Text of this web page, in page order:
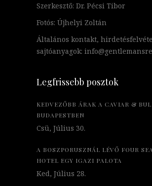
Szerkesztő: Dr. Pécsi Tibor
Fotós: Újhelyi Zoltán
Általános kontakt,
sajtóanyagok:
Legfrissebb posztok
KEDVEZŐBB ÁRAK A CAVIAR &
BUDAPESTBEN
Csü, Július 30.
A BOSZPORUSZNÁL LÉVŐ FOUR
HOTEL EGY IGAZI PALOTA
Ked, Július 28.